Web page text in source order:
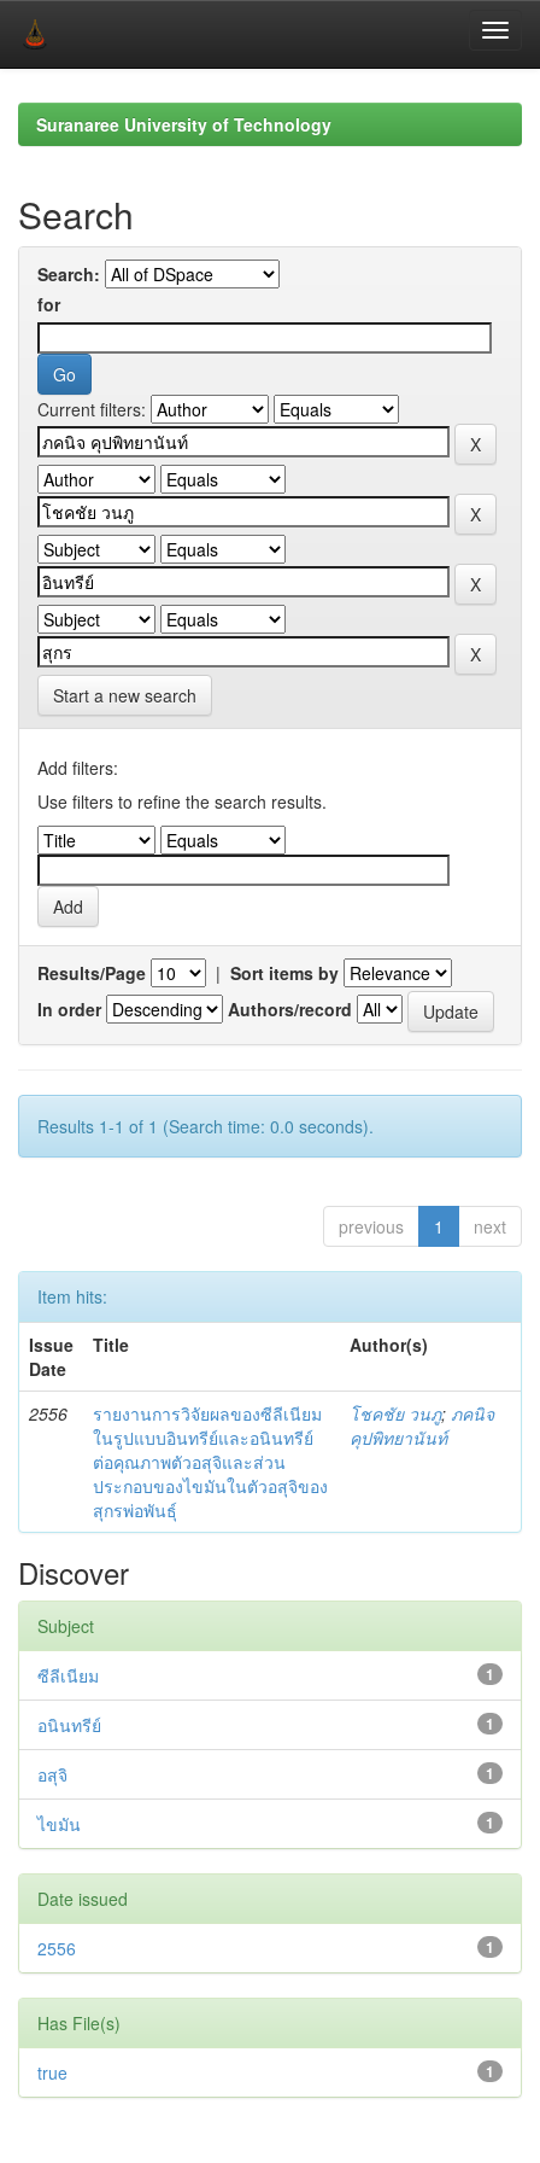
navigationSuranaree University of Technology
Search
Search:
for
Current filters:
Start a new search
Add filters:
Use filters to refine the search results.
Results/Page | Sort items by
In order
Authors/record
Results 1-1 of 1 (Search time: 0.0 seconds).
previous 1 next
Item hits:
Issue
Date
Title Author(s)
2556
รายงานการวิจัยผลของซีลีเนียม
ในรูปแบบอินทรีย์และอนินทรีย์
ต่อคุณภาพตัวอสุจิและส่วน
ประกอบของไขมันในตัวอสุจิของ
สุกรพ่อพันธุ์
โชคชัย วนภู; ภคนิจ
คุปพิทยานันท์
Discover
Subject
1
ซีลีเนียม
1
อนินทรีย์
1
อสุจิ
1
ไขมัน
Date issued
1
2556
Has File(s)
1
true